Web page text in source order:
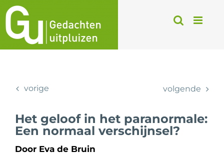
Ga
naar
inhoud
vorige volgende
Het geloof in het paranormale:
Een normaal verschijnsel?
Door Eva de Bruin